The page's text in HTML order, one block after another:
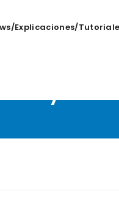
Explicaciones/